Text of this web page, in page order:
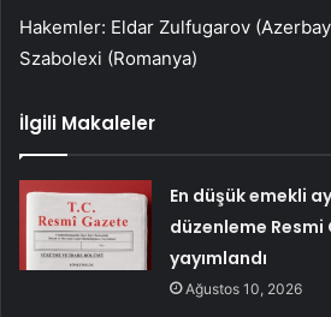
Hakemler: Eldar Zulfugarov
Szabolexi (Romanya)
İlgili Makaleler
En düşük emekli
düzenleme Resmi
yayımlandı
Ağustos 10, 2026